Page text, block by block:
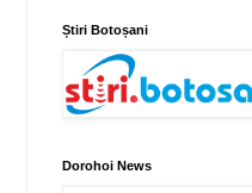
Știri Botoșani
Dorohoi News